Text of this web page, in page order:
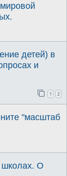
детей) в
и
1 2
"масштаб
школах. О